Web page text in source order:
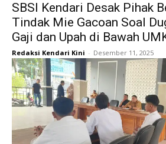
SBSI Kendari Desak Pihak
Tindak Mie Gacoan Soal
Gaji dan Upah di Bawah
Redaksi Kendari Kini - Desember 11, 2025